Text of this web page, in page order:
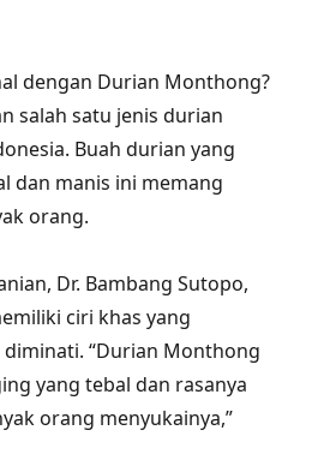
dengan Durian Monthong?
salah satu jenis durian
Buah durian yang
dan manis ini memang
orang.
Dr. Bambang Sutopo,
ciri khas yang
“Durian Monthong
yang tebal dan rasanya
orang menyukainya,”